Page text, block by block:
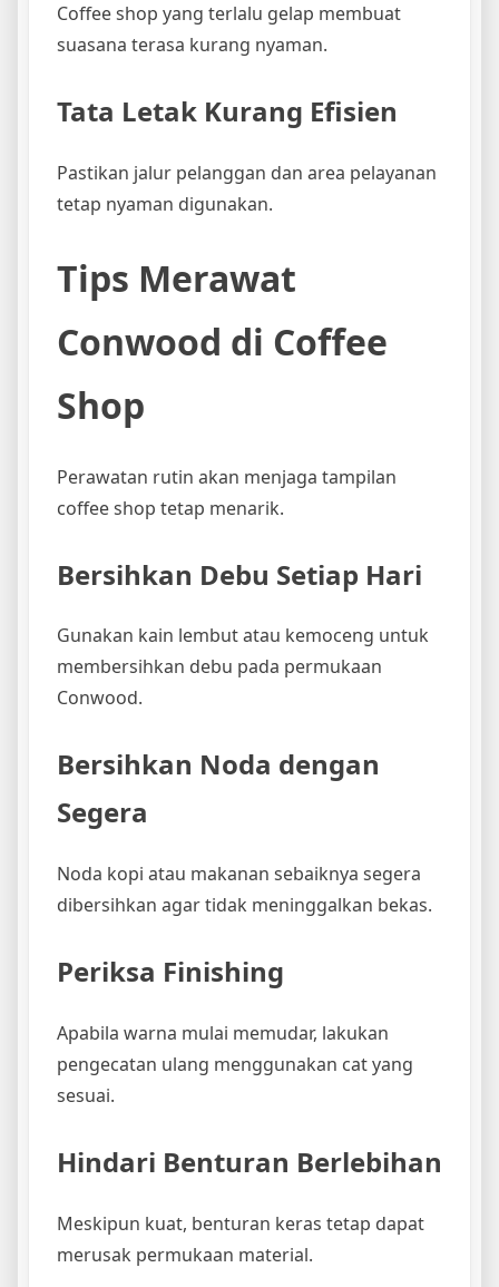
Coffee shop yang terlalu gelap membuat
suasana terasa kurang nyaman.
Tata Letak Kurang Efisien
Pastikan jalur pelanggan dan area pelayanan
tetap nyaman digunakan.
Tips Merawat
Conwood di Coffee
Shop
Perawatan rutin akan menjaga tampilan
coffee shop tetap menarik.
Bersihkan Debu Setiap Hari
Gunakan kain lembut atau kemoceng untuk
membersihkan debu pada permukaan
Conwood.
Bersihkan Noda dengan
Segera
Noda kopi atau makanan sebaiknya segera
dibersihkan agar tidak meninggalkan bekas.
Periksa Finishing
Apabila warna mulai memudar, lakukan
pengecatan ulang menggunakan cat yang
sesuai.
Hindari Benturan Berlebihan
Meskipun kuat, benturan keras tetap dapat
merusak permukaan material.